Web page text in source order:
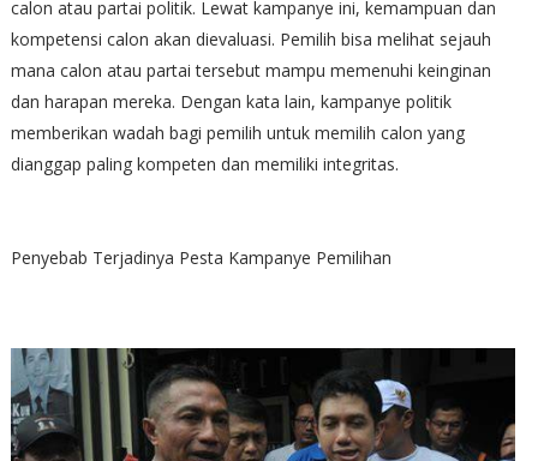
calon atau partai politik. Lewat kampanye ini, kemampuan dan
kompetensi calon akan dievaluasi. Pemilih bisa melihat sejauh
mana calon atau partai tersebut mampu memenuhi keinginan
dan harapan mereka. Dengan kata lain, kampanye politik
memberikan wadah bagi pemilih untuk memilih calon yang
dianggap paling kompeten dan memiliki integritas.
Penyebab Terjadinya Pesta Kampanye Pemilihan